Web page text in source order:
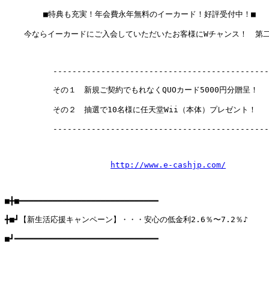
        ■特典も充実！年会費永年無料のイーカード！好評受付中！■
今ならイーカードにご入会していただいたお客様にWチャンス！　第
          その１　新規ご契約でもれなくQUOカード5000円分贈呈！
          その２　抽選で10名様に任天堂Wii（本体）プレゼント！
http://www.e-cashjp.com/
■╋■━━━━━━━━━━━━━━━━━━━━━━━━━━━━━
╋■┛【新生活応援キャンペーン】・・・安心の低金利2.6％〜7.2％♪
■┛━━━━━━━━━━━━━━━━━━━━━━━━━━━━━━